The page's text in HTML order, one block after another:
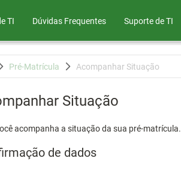
TI Dúvidas Frequentes Suporte de TI
Pré-Matrícula Acompanhar Situação
Situação
acompanha a situação da sua pré-matrícula.
de dados